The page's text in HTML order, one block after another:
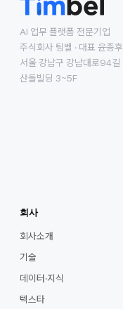
AI 업무 플랫폼 전문기업
주식회사 팀벨 · 대표 윤종후
서울 강남구 강남대로94
산돌빌딩 3~5F
회사
회사소개
기술
데이터·지식
텍스타